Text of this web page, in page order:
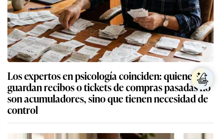
Los expertos en psicología coinciden: quienes
guardan recibos o tickets de compras pasadas no
son acumuladores, sino que tienen necesidad de
control